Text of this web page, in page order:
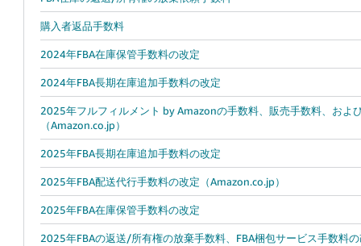
購入者返品手数料
2024年FBA在庫保管手数料の改定
2024年FBA長期在庫追加手数料の改定
2025年フルフィルメント by Amazonの手数料、販売手数料、およ
（Amazon.co.jp）
2025年FBA長期在庫追加手数料の改定
2025年FBA配送代行手数料の改定（Amazon.co.jp）
2025年FBA在庫保管手数料の改定
2025年FBAの返送/所有権の放棄手数料、FBA梱包サービス手数料